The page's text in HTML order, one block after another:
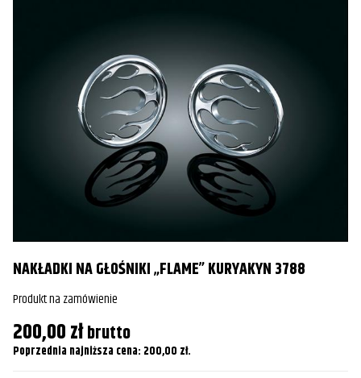
NAKŁADKI NA GŁOŚNIKI „FLAME” KURYAKYN 3788
Produkt na zamówienie
200,00złbrutto
Poprzednia najniższa cena: 200,00 zł.